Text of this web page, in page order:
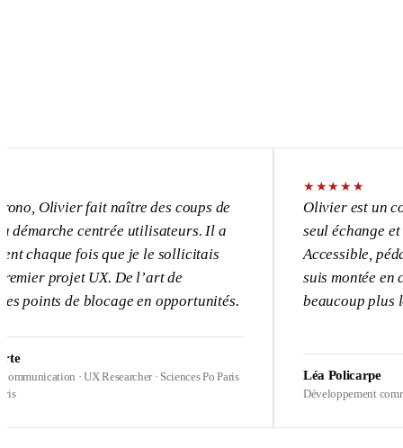
fait naître des coups de
centrée utilisateurs. Il a
fois que je le sollicitais
UX. De l’art de
de blocage en opportunités.
· UX Researcher · Sciences Po Paris
★
Olivier est un
seul échange et l’UX
Accessible,
suis montée en
beaucoup plus loin sur
Léa Policarpe
Développement commercial ·